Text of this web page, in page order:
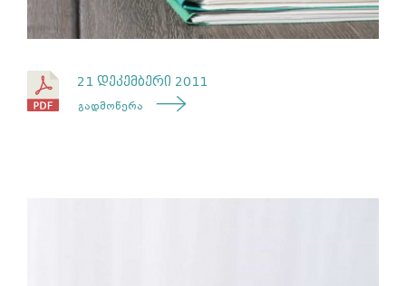
21 დეკემბერი 2011
გადმოწერა